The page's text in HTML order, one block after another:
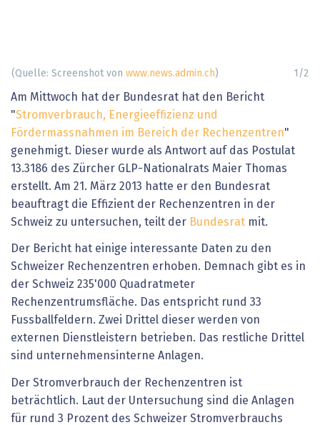
1 /2
(Quelle: Screenshot von www.news.admin.ch )
Am Mittwoch hat der Bundesrat hat den Bericht
"Stromverbrauch, Energieeffizienz und
Fördermassnahmen im Bereich der Rechenzentren"
genehmigt. Dieser wurde als Antwort auf das Postulat
13.3186 des Zürcher GLP-Nationalrats Maier Thomas
erstellt. Am 21. März 2013 hatte er den Bundesrat
beauftragt die Effizient der Rechenzentren in der
Schweiz zu untersuchen, teilt der Bundesrat mit.
Der Bericht hat einige interessante Daten zu den
Schweizer Rechenzentren erhoben. Demnach gibt es in
der Schweiz 235'000 Quadratmeter
Rechenzentrumsfläche. Das entspricht rund 33
Fussballfeldern. Zwei Drittel dieser werden von
externen Dienstleistern betrieben. Das restliche Drittel
sind unternehmensinterne Anlagen.
Der Stromverbrauch der Rechenzentren ist
beträchtlich. Laut der Untersuchung sind die Anlagen
für rund 3 Prozent des Schweizer Stromverbrauchs